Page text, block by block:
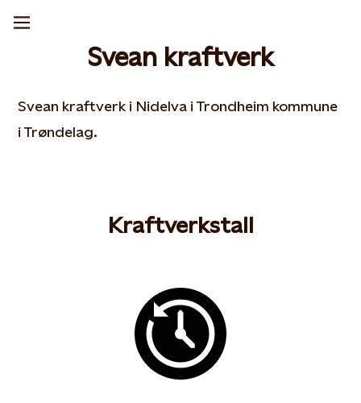
Svean kraftverk
Svean kraftverk i Nidelva i Trondheim kommune
i Trøndelag.
Kraftverkstall